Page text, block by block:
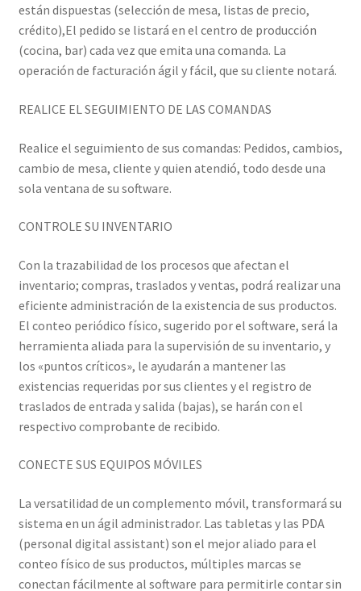
están dispuestas (selección de mesa, listas de precio,
crédito),El pedido se listará en el centro de producción
(cocina, bar) cada vez que emita una comanda. La
operación de facturación ágil y fácil, que su cliente notará.
REALICE EL SEGUIMIENTO DE LAS COMANDAS
Realice el seguimiento de sus comandas: Pedidos, cambios,
cambio de mesa, cliente y quien atendió, todo desde una
sola ventana de su software.
CONTROLE SU INVENTARIO
Con la trazabilidad de los procesos que afectan el
inventario; compras, traslados y ventas, podrá realizar una
eficiente administración de la existencia de sus productos.
El conteo periódico físico, sugerido por el software, será la
herramienta aliada para la supervisión de su inventario, y
los «puntos críticos», le ayudarán a mantener las
existencias requeridas por sus clientes y el registro de
traslados de entrada y salida (bajas), se harán con el
respectivo comprobante de recibido.
CONECTE SUS EQUIPOS MÓVILES
La versatilidad de un complemento móvil, transformará su
sistema en un ágil administrador. Las tabletas y las PDA
(personal digital assistant) son el mejor aliado para el
conteo físico de sus productos, múltiples marcas se
conectan fácilmente al software para permitirle contar sin